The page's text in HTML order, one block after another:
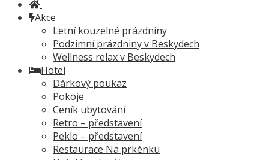
webu
Akce
Letní kouzelné prázdniny
Podzimní prázdniny v Beskydech
Wellness relax v Beskydech
Hotel
Dárkový poukaz
Pokoje
Ceník ubytování
Retro – představení
Peklo – představení
Restaurace Na prkénku